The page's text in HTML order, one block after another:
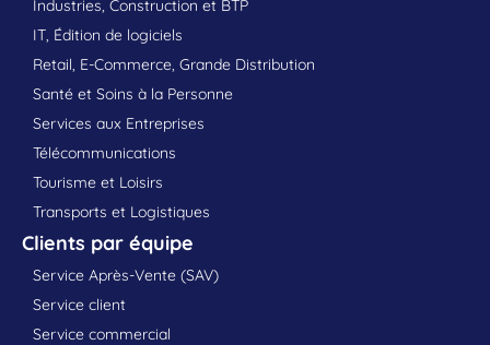
Industries, Construction et BTP
IT, Édition de logiciels
Retail, E-Commerce, Grande Distribution
Santé et Soins à la Personne
Services aux Entreprises
Télécommunications
Tourisme et Loisirs
Transports et Logistiques
Clients par équipe
Service Après-Vente (SAV)
Service client
Service commercial